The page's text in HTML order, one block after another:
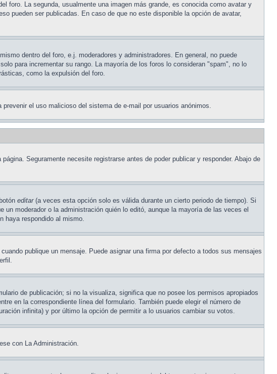
foro. La segunda, usualmente una imagen más grande, es conocida como avatar y
pueden ser publicadas. En caso de que no este disponible la opción de avatar,
dentro del foro, e.j. moderadores y administradores. En general, no puede
para incrementar su rango. La mayoría de los foros lo consideran "spam", no lo
como la expulsión del foro.
el uso malicioso del sistema de e-mail por usuarios anónimos.
Seguramente necesite registrarse antes de poder publicar y responder. Abajo de
editar(a veces esta opción solo es válida durante un cierto periodo de tiempo). Si
moderador o la administración quién lo editó, aunque la mayoría de las veces el
haya respondido al mismo.
cuando publique un mensaje. Puede asignar una firma por defecto a todos sus mensajes
de publicación; si no la visualiza, significa que no posee los permisos apropiados
en la correspondiente línea del formulario. También puede elegir el número de
infinita) y por último la opción de permitir a lo usuarios cambiar su votos.
con La Administración.